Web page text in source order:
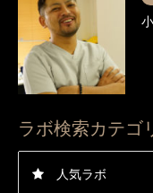
ラボ検索カテゴ
人気ラボ